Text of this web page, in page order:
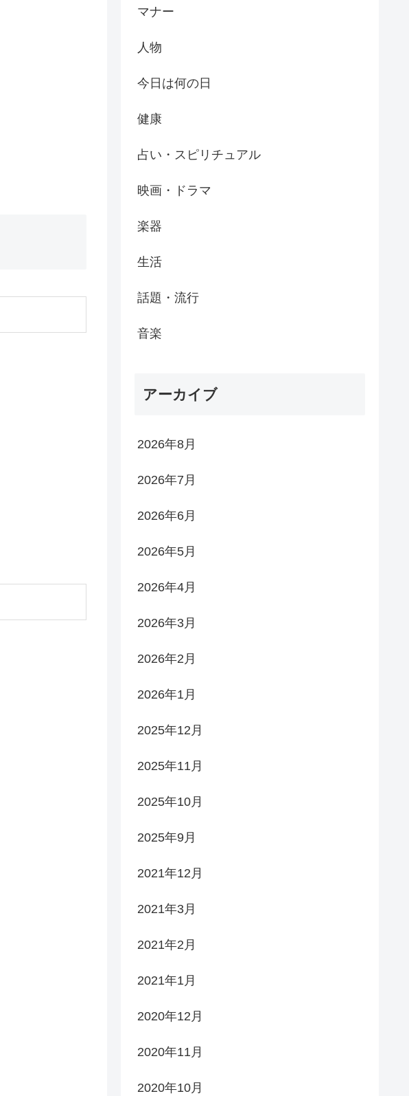
マナー
人物
今日は何の日
健康
占い・スピリチュアル
映画・ドラマ
楽器
生活
話題・流行
音楽
アーカイブ
2026年8月
2026年7月
2026年6月
2026年5月
2026年4月
2026年3月
2026年2月
2026年1月
2025年12月
2025年11月
2025年10月
2025年9月
2021年12月
2021年3月
2021年2月
2021年1月
2020年12月
2020年11月
2020年10月